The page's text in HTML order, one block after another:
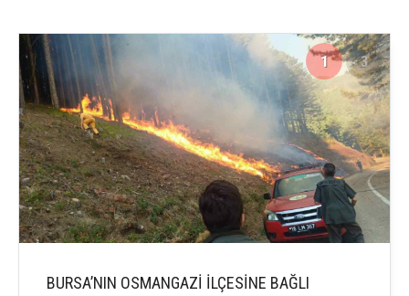
1 3
BURSA’NIN OSMANGAZİ İLÇESİNE BAĞLI